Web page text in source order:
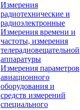
Измерения
радиотехнические и
радиоэлектронные
Измерения времени и
частоты, измерения
телерадиовещательной
аппаратуры
Измерения параметров
авиационного
оборудования и
средств измерений
специального